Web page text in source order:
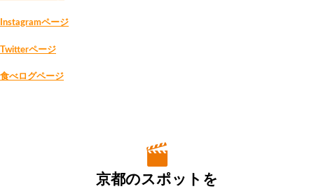
Instagramページ
Twitterページ
食べログページ
京都のスポットを